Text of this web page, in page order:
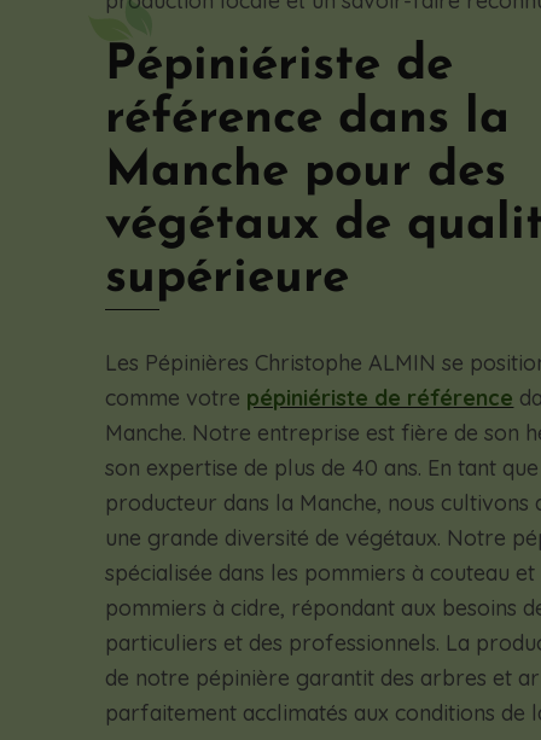
Pépiniériste de
référence dans la
Manche pour des
végétaux de
supérieure
Les Pépinières Christophe ALMIN se
comme votre pépiniériste de référence
Manche. Notre entreprise est fière de son
son expertise de plus de 40 ans. En tant
producteur dans la Manche, nous cultivons
une grande diversité de végétaux. Notre
spécialisée dans les pommiers à couteau et
pommiers à cidre, répondant aux besoins
particuliers et des professionnels. La
de notre pépinière garantit des arbres et
parfaitement acclimatés aux conditions de